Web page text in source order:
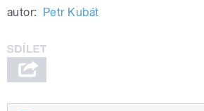
autor: Petr Kubát